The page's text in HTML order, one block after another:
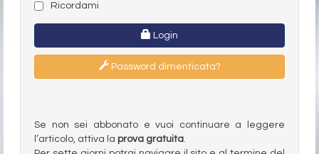
Ricordami
Login
Password dimenticata?
Se non sei abbonato e vuoi continuare a leggere
l’articolo, attiva la prova gratuita.